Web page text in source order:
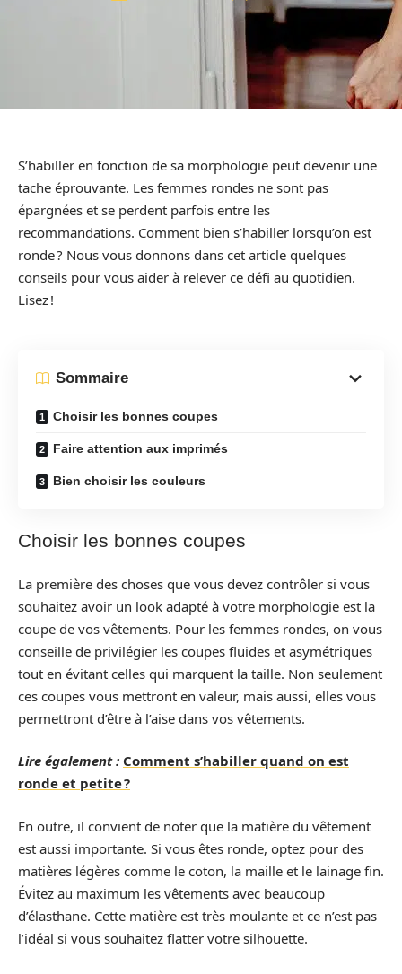
S’habiller en fonction de sa morphologie peut devenir une
tache éprouvante. Les femmes rondes ne sont pas
épargnées et se perdent parfois entre les
recommandations. Comment bien s’habiller lorsqu’on est
ronde ? Nous vous donnons dans cet article quelques
conseils pour vous aider à relever ce défi au quotidien.
Lisez !
Sommaire
Choisir les bonnes coupes
Faire attention aux imprimés
Bien choisir les couleurs
Choisir les bonnes coupes
La première des choses que vous devez contrôler si vous
souhaitez avoir un look adapté à votre morphologie est la
coupe de vos vêtements. Pour les femmes rondes, on vous
conseille de privilégier les coupes fluides et asymétriques
tout en évitant celles qui marquent la taille. Non seulement
ces coupes vous mettront en valeur, mais aussi, elles vous
permettront d’être à l’aise dans vos vêtements.
Lire également : Comment s’habiller quand on est
ronde et petite ?
En outre, il convient de noter que la matière du vêtement
est aussi importante. Si vous êtes ronde, optez pour des
matières légères comme le coton, la maille et le lainage fin.
Évitez au maximum les vêtements avec beaucoup
d’élasthane. Cette matière est très moulante et ce n’est pas
l’idéal si vous souhaitez flatter votre silhouette.